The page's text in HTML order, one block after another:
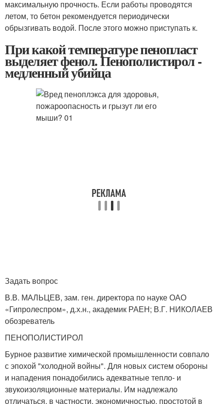
максимальную прочность. Если работы проводятся
летом, то бетон рекомендуется периодически
обрызгивать водой. После этого можно приступать к.
При какой температуре пенопласт
выделяет фенол. Пенополистирол -
медленный убийца
Задать вопрос
В.В. МАЛЬЦЕВ, зам. ген. директора по науке ОАО
«Гипролеспром», д.х.н., академик РАЕН; В.Г. НИКОЛАЕВ
обозреватель
ПЕНОПОЛИСТИРОЛ
Бурное развитие химической промышленности совпало
с эпохой "холодной войны". Для новых систем обороны
и нападения понадобились адекватные тепло- и
звукоизоляционные материалы. Им надлежало
отличаться, в частности, экономичностью, простотой в